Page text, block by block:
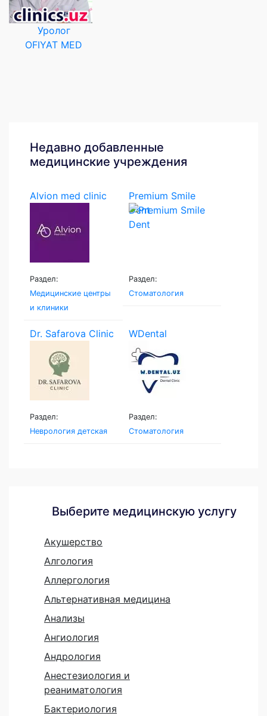
Уролог
OFIYAT MED
Недавно добавленные
медицинские учреждения
Alvion med clinic
Раздел:
Медицинские центры
и клиники
Premium Smile
Dent
Раздел:
Стоматология
Dr. Safarova Clinic
Раздел:
Неврология детская
WDental
Раздел:
Стоматология
Выберите медицинскую услугу
Акушерство
Алгология
Аллергология
Альтернативная медицина
Анализы
Ангиология
Андрология
Анестезиология и
реаниматология
Бактериология